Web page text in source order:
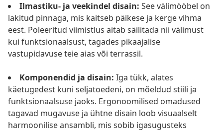
Ilmastiku- ja veekindel disain: See välimööbel on
lakitud pinnaga, mis kaitseb päikese ja kerge vihma
eest. Poleeritud viimistlus aitab säilitada nii välimust
kui funktsionaalsust, tagades pikaajalise
vastupidavuse teie aias või terrassil.
Komponendid ja disain: Iga tükk, alates
käetugedest kuni seljatoedeni, on mõeldud stiili ja
funktsionaalsuse jaoks. Ergonoomilised omadused
tagavad mugavuse ja ühtne disain loob visuaalselt
harmoonilise ansambli, mis sobib igasugusteks